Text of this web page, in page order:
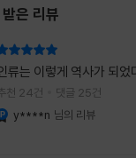
내가 진실로 원했던 방향을
지도 모른다. 위험은 두려
내가 진짜 원하는 삶으로
께 서 있기 때문이다. 이
자이자 정신분석가인 안 뒤
은 리뷰
류는 이렇게 역사가 되었다 <인류는 어
사가 되었나>
천 24건 댓글 25건
y****n 님의 리뷰